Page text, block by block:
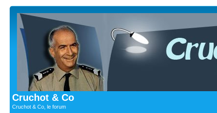
Cruchot & Co
Cruchot & Co, le forum